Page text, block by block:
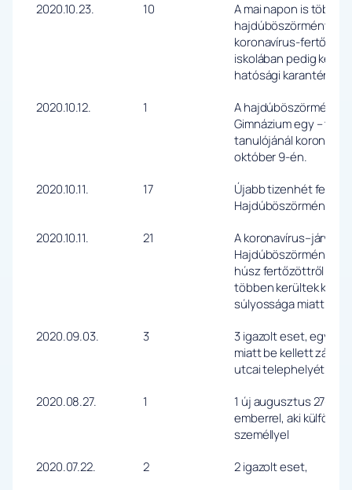
2020.10.23. 10
A mai napon is több
hajdúböszörményi
koronavírus-
iskolában pedig két
hatósági karanténba
2020.10.12.
1
A hajdúböszörményi
Gimnázium egy –
tanulójánál
október 9-én.
2020.10.11.
17
Újabb tizenhét
Hajdúböszörményben
2020.10.11.
21
A
Hajdúböszörményt
húsz fertőzöttről van
többen kerültek
súlyossága miatt
2020.09.03.
3
3 igazolt eset, egy
miatt be kellett zárni
utcai telephelyét
2020.08.27.
1
1 új augusztus 27-én
emberrel, aki
személlyel
2020.07.22.
2 2 igazolt eset,